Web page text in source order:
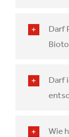
Darf
Darf
Wie